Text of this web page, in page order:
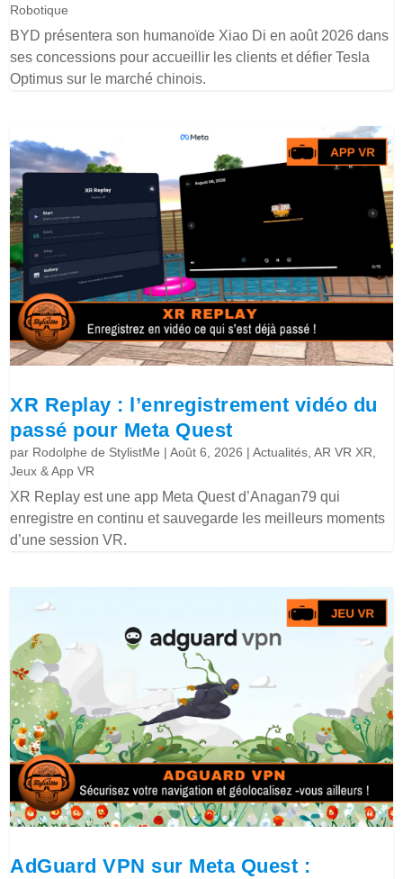
Robotique
BYD présentera son humanoïde Xiao Di en août 2026 dans
ses concessions pour accueillir les clients et défier Tesla
Optimus sur le marché chinois.
XR Replay : l’enregistrement vidéo du
passé pour Meta Quest
par Rodolphe de StylistMe |Août 6, 2026 |Actualités,AR VR XR,
Jeux & App VR
XR Replay est une app Meta Quest d’Anagan79 qui
enregistre en continu et sauvegarde les meilleurs moments
d’une session VR.
AdGuard VPN sur Meta Quest :